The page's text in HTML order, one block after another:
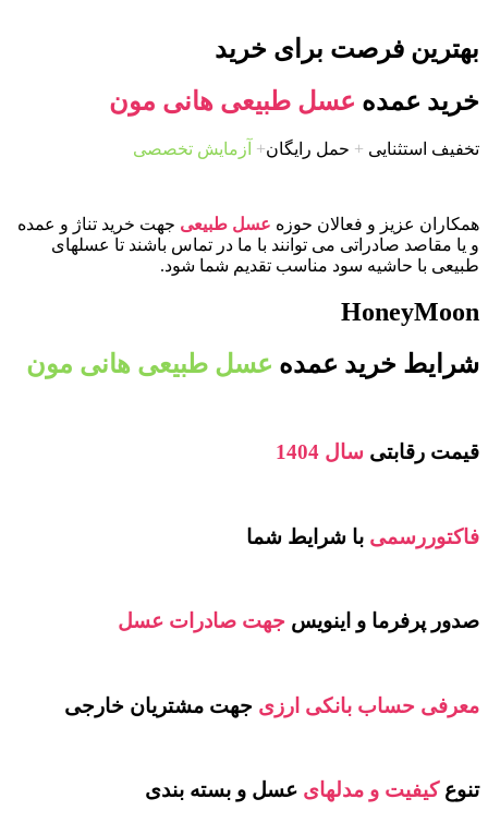
بهترین فرصت برای خرید
خرید عمده عسل طبیعی هانی مون
تخفیف استثنایی + حمل رایگان+ آزمایش تخصصی
همکاران عزیز و فعالان حوزه عسل طبیعی جهت خرید تناژ و عمده
و یا مقاصد صادراتی می توانند با ما در تماس باشند تا عسلهای
طبیعی با حاشیه سود مناسب تقدیم شما شود.
HoneyMoon
شرایط خرید عمده عسل طبیعی هانی مون
قیمت رقابتی سال 1404
فاکتوررسمی با شرایط شما
صدور پرفرما و اینویس جهت صادرات عسل
معرفی حساب بانکی ارزی جهت مشتریان خارجی
تنوعکیفیت و مدلهای عسل و بسته بندی